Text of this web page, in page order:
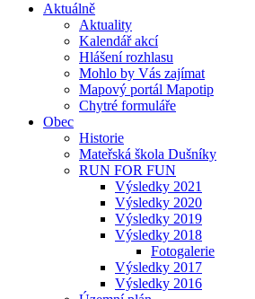
Aktuálně
Aktuality
Kalendář akcí
Hlášení rozhlasu
Mohlo by Vás zajímat
Mapový portál Mapotip
Chytré formuláře
Obec
Historie
Mateřská škola Dušníky
RUN FOR FUN
Výsledky 2021
Výsledky 2020
Výsledky 2019
Výsledky 2018
Fotogalerie
Výsledky 2017
Výsledky 2016